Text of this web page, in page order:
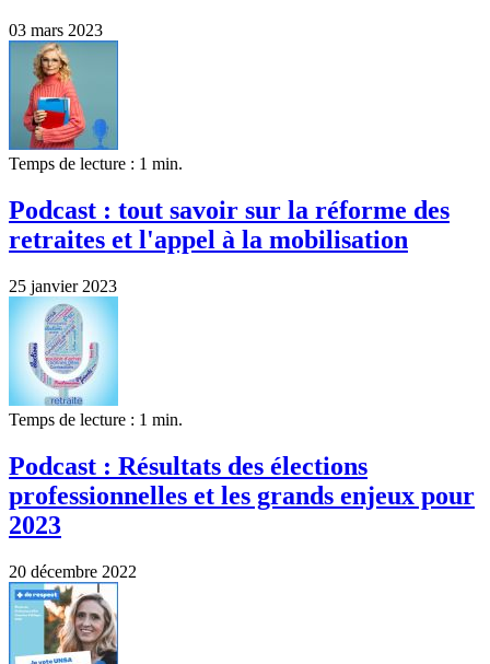
03 mars 2023
Temps de lecture : 1 min.
Podcast : tout savoir sur la réforme des
retraites et l'appel à la mobilisation
25 janvier 2023
Temps de lecture : 1 min.
Podcast : Résultats des élections
professionnelles et les grands enjeux pour
2023
20 décembre 2022